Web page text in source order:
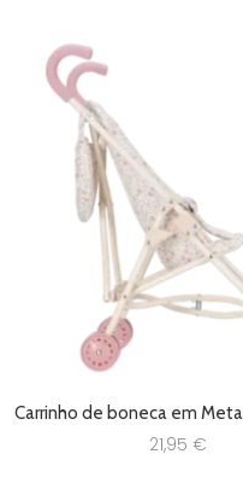
Carrinho de boneca em
21,95 €